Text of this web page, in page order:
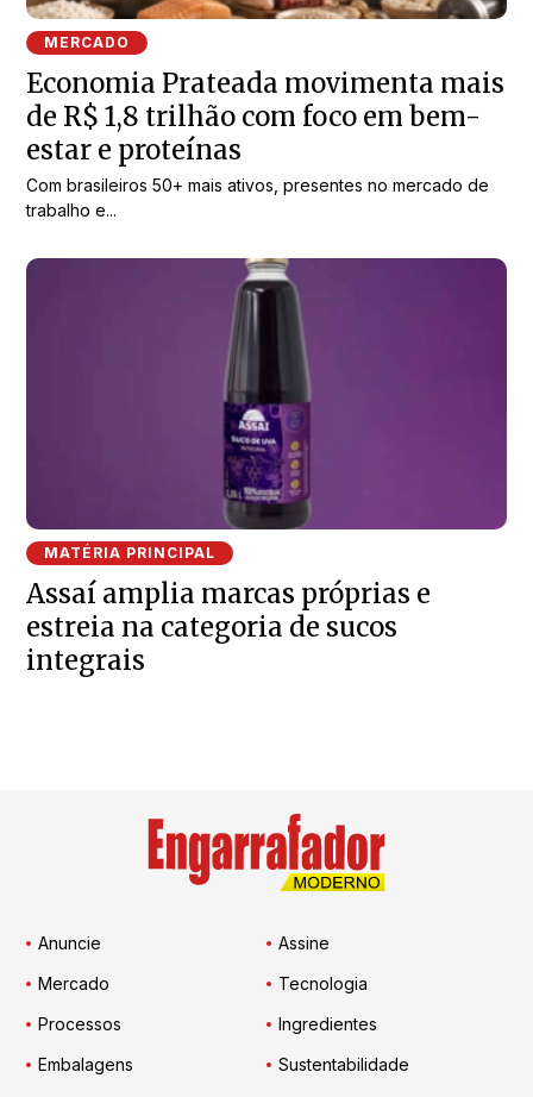
MERCADO
Economia Prateada movimenta mais
de R$ 1,8 trilhão com foco em bem-
estar e proteínas
Com brasileiros 50+ mais ativos, presentes no mercado de
trabalho e...
MATÉRIA PRINCIPAL
Assaí amplia marcas próprias e
estreia na categoria de sucos
integrais
Anuncie
Assine
Mercado
Tecnologia
Processos
Ingredientes
Embalagens
Sustentabilidade